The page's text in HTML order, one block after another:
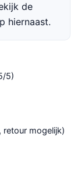
de
hiernaast.
5)
retour mogelijk)